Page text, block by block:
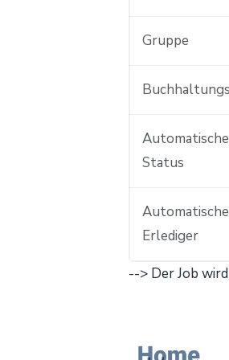
Gruppe
Status
Erlediger
--> Der Job